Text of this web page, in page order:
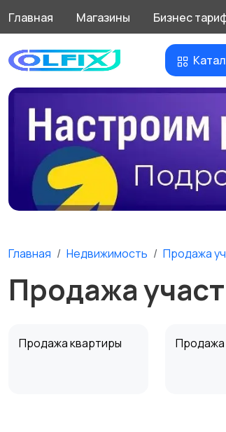
Главная Магазины Бизнес
Главная Недвижимость Продажа
Продажа
Продажа квартиры